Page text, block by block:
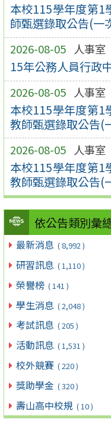
本校115學年度第1
師甄選錄取公告(一
2026-08-05 人事室
15年公務人員行政
2026-08-05 人事室
本校115學年度第1
教師甄選錄取公告(
2026-08-05 人事室
本校115學年度第1
教師甄選錄取公告(
依公告類別彙
最新消息 ( 8,992 )
研習訊息 ( 1,110 )
榮譽榜 ( 141 )
學生消息 ( 2,048 )
考試訊息 ( 205 )
活動訊息 ( 1,531 )
校外競賽 ( 220 )
獎助學金 ( 320 )
壽山高中校規 ( 10 )